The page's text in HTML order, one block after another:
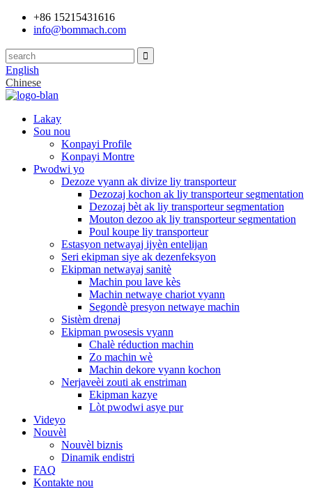
+86 15215431616
info@bommach.com
English
Chinese
Lakay
Sou nou
Konpayi Profile
Konpayi Montre
Pwodwi yo
Dezoze vyann ak divize liy transporteur
Dezozaj kochon ak liy transporteur segmentation
Dezozaj bèt ak liy transporteur segmentation
Mouton dezoo ak liy transporteur segmentation
Poul koupe liy transporteur
Estasyon netwayaj ijyèn entelijan
Seri ekipman siye ak dezenfeksyon
Ekipman netwayaj sanitè
Machin pou lave kès
Machin netwaye chariot vyann
Segondè presyon netwaye machin
Sistèm drenaj
Ekipman pwosesis vyann
Chalè réduction machin
Zo machin wè
Machin dekore vyann kochon
Nerjaveèi zouti ak enstriman
Ekipman kazye
Lòt pwodwi asye pur
Videyo
Nouvèl
Nouvèl biznis
Dinamik endistri
FAQ
Kontakte nou